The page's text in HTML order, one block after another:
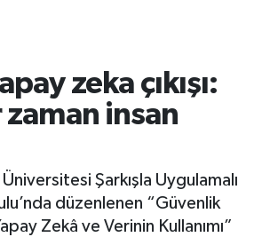
zeka çıkışı:
zaman insan
Şarkışla Uygulamalı
düzenlenen “Güvenlik
Zekâ ve Verinin Kullanımı”